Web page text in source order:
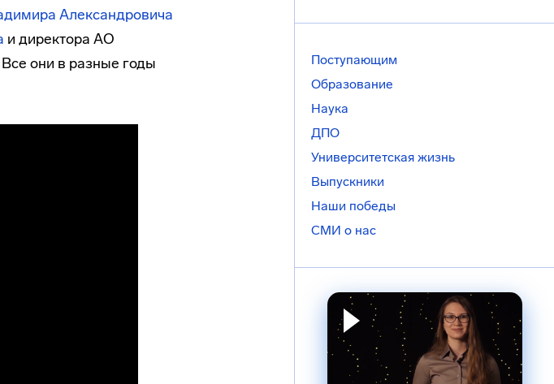
Александровича
и директора АО
Все они в разные годы
Поступающим
Образование
Наука
ДПО
Университетская жизнь
Выпускники
Наши победы
СМИ о нас